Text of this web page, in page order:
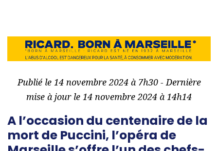
Publié le 14 novembre 2024 à 7h30 - Dernière
mise à jour le 14 novembre 2024 à 14h14
A l’occasion du centenaire de la
mort de Puccini, l’opéra de